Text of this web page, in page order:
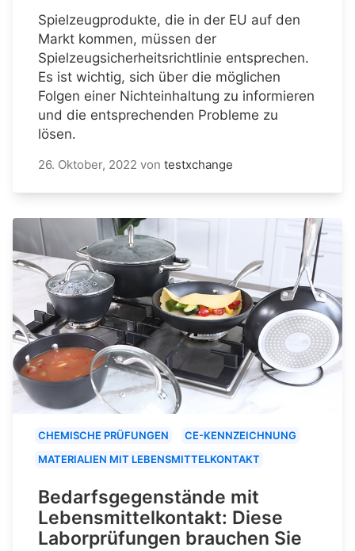
Spielzeugprodukte, die in der EU auf den
Markt kommen, müssen der
Spielzeugsicherheitsrichtlinie entsprechen.
Es ist wichtig, sich über die möglichen
Folgen einer Nichteinhaltung zu informieren
und die entsprechenden Probleme zu
lösen.
26. Oktober, 2022 von testxchange
CHEMISCHE PRÜFUNGEN
CE-KENNZEICHNUNG
MATERIALIEN MIT LEBENSMITTELKONTAKT
Bedarfsgegenstände mit
Lebensmittelkontakt: Diese
Laborprüfungen brauchen Sie